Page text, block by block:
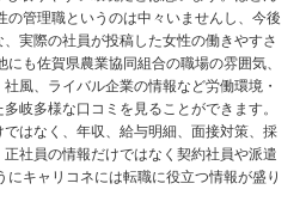
の管理職というのは中々いませんし、今後
実際の社員が投稿した女性の働きやすさ
も佐賀県農業協同組合の職場の雰囲気、
風、ライバル企業の情報など労働環境・
岐多様な口コミを見ることができます。
はなく、年収、給与明細、面接対策、採
社員の情報だけではなく契約社員や派遣
キャリコネには転職に役立つ情報が盛り